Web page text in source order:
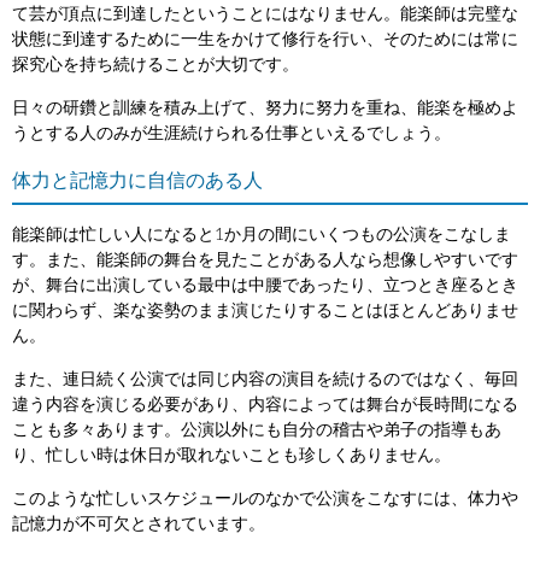
て芸が頂点に到達したということにはなりません。能楽師は完璧な
状態に到達するために一生をかけて修行を行い、そのためには常に
探究心を持ち続けることが大切です。
日々の研鑽と訓練を積み上げて、努力に努力を重ね、能楽を極めよ
うとする人のみが生涯続けられる仕事といえるでしょう。
体力と記憶力に自信のある人
能楽師は忙しい人になると1か月の間にいくつもの公演をこなしま
す。また、能楽師の舞台を見たことがある人なら想像しやすいです
が、舞台に出演している最中は中腰であったり、立つとき座るとき
に関わらず、楽な姿勢のまま演じたりすることはほとんどありませ
ん。
また、連日続く公演では同じ内容の演目を続けるのではなく、毎回
違う内容を演じる必要があり、内容によっては舞台が長時間になる
ことも多々あります。公演以外にも自分の稽古や弟子の指導もあ
り、忙しい時は休日が取れないことも珍しくありません。
このような忙しいスケジュールのなかで公演をこなすには、体力や
記憶力が不可欠とされています。